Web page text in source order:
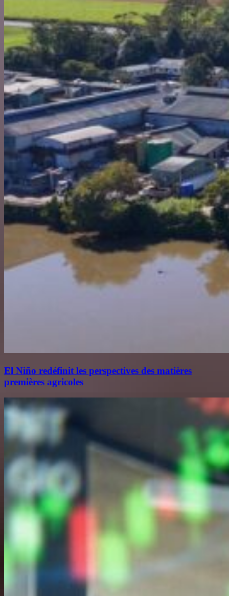
El Niño redéfinit les perspectives des matières
premières agricoles